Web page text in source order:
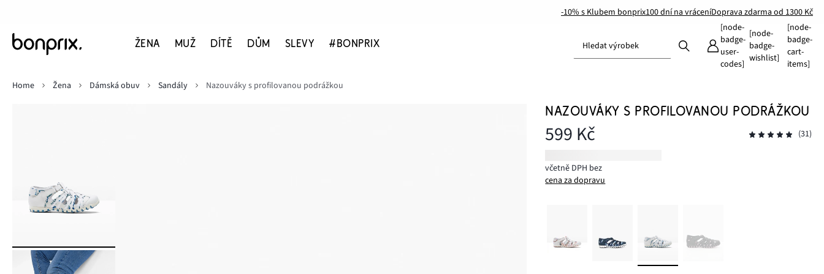
-10% s Klubem bonprix100 dní na vráceníDoprava zdarma od 1300 Kč
ŽENA MUŽ DÍTĚ DŮM SLEVY #BONPRIX Hledat výrobek
[node-
badge-
user-
codes]
[node-
badge-
wishlist]
[node-
badge-
cart-
items]
Home
Žena Dámská obuv Sandály Nazouváky s profilovanou podrážkou
NAZOUVÁKY S PROFILOVANOU PODRÁŽKOU
599 Kč (31)
včetně DPH bez
cena za dopravu